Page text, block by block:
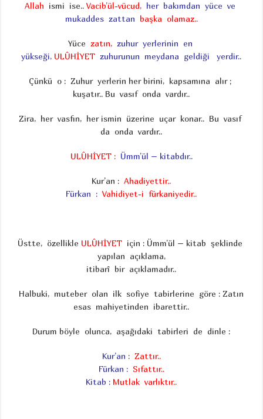
Allah ismi ise.. Vacib’ül-vücud, her bakımdan yüce ve
mukaddes zattan başka olamaz..
Yüce zatın, zuhur yerlerinin en
yükseği, ULÛHİYET zuhurunun meydana geldiği yerdir..
Çünkü o : Zuhur yerlerin her birini, kapsamına alır ;
kuşatır.. Bu vasıf onda vardır..
Zira, her vasfın, her ismin üzerine uçar konar.. Bu vasıf
da onda vardır..
ULÛHİYET : Ümm’ül – kitabdır..
Kur’an : Ahadiyettir..
Fürkan :Vahidiyet-i fürkaniyedir..
Üstte, özellikle ULÛHİYET için : Ümm’ül – kitab şeklinde
yapılan açıklama,
itibarî bir açıklamadır..
Halbuki, muteber olan ilk sofiye tabirlerine göre : Zatın
esas mahiyetinden ibarettir..
Durum böyle olunca, aşağıdaki tabirleri de dinle :
Kur’an : Zattır..
Fürkan : Sıfattır..
Kitab : Mutlak varlıktır..